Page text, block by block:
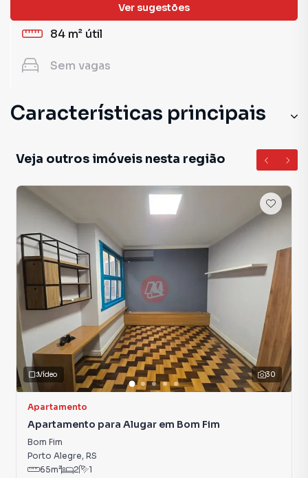
Ver sugestões
84 m² útil
Sem vagas
Características principais
Veja outros imóveis nesta região
30
Vídeo
Apartamento
Apartamento para Alugar em Bom Fim
Bom Fim
Porto Alegre, RS
65m² 2 1